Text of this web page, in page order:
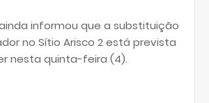
informou que a substituição
no Sítio Arisco 2 está prevista
nesta quinta-feira (4).